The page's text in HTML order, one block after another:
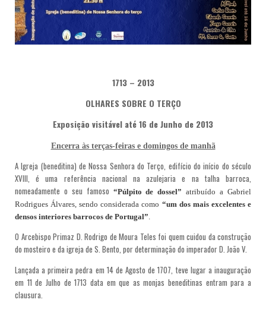
1713 – 2013
OLHARES SOBRE O TERÇO
Exposição visitável até 16 de Junho de 2013
Encerra às terças-feiras e domingos de manhã
A Igreja (beneditina) de Nossa Senhora do Terço, edifício do início do século
XVIII, é uma referência nacional na azulejaria e na talha barroca,
nomeadamente o seu famoso “Púlpito de dossel”atribuído a Gabriel
Rodrigues Álvares, sendo considerada como “um dos mais excelentes e
densos interiores barrocos de Portugal”.
O Arcebispo Primaz D. Rodrigo de Moura Teles foi quem cuidou da construção
do mosteiro e da igreja de S. Bento, por determinação do imperador D. João V.
Lançada a primeira pedra em 14 de Agosto de 1707, teve lugar a inauguração
em 11 de Julho de 1713 data em que as monjas beneditinas entram para a
clausura.